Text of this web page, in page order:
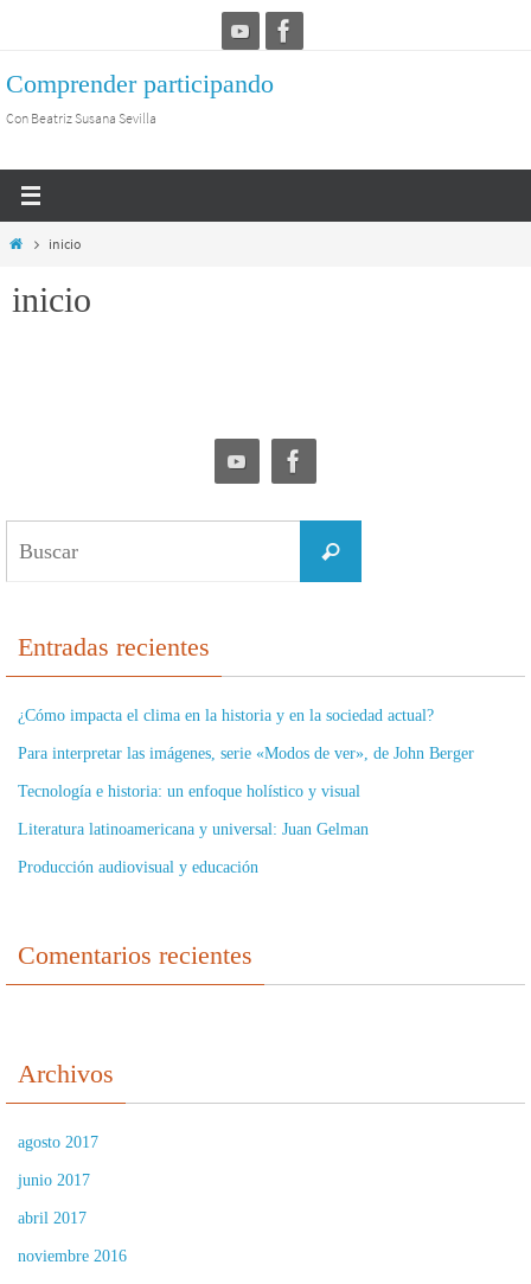
contenido
Comprender participando
Con Beatriz Susana Sevilla
Inicioinicio
inicio
Buscar
Entradas recientes
¿Cómo impacta el clima en la historia y en la sociedad actual?
Para interpretar las imágenes, serie «Modos de ver», de John Berger
Tecnología e historia: un enfoque holístico y visual
Literatura latinoamericana y universal: Juan Gelman
Producción audiovisual y educación
Comentarios recientes
Archivos
agosto 2017
junio 2017
abril 2017
noviembre 2016